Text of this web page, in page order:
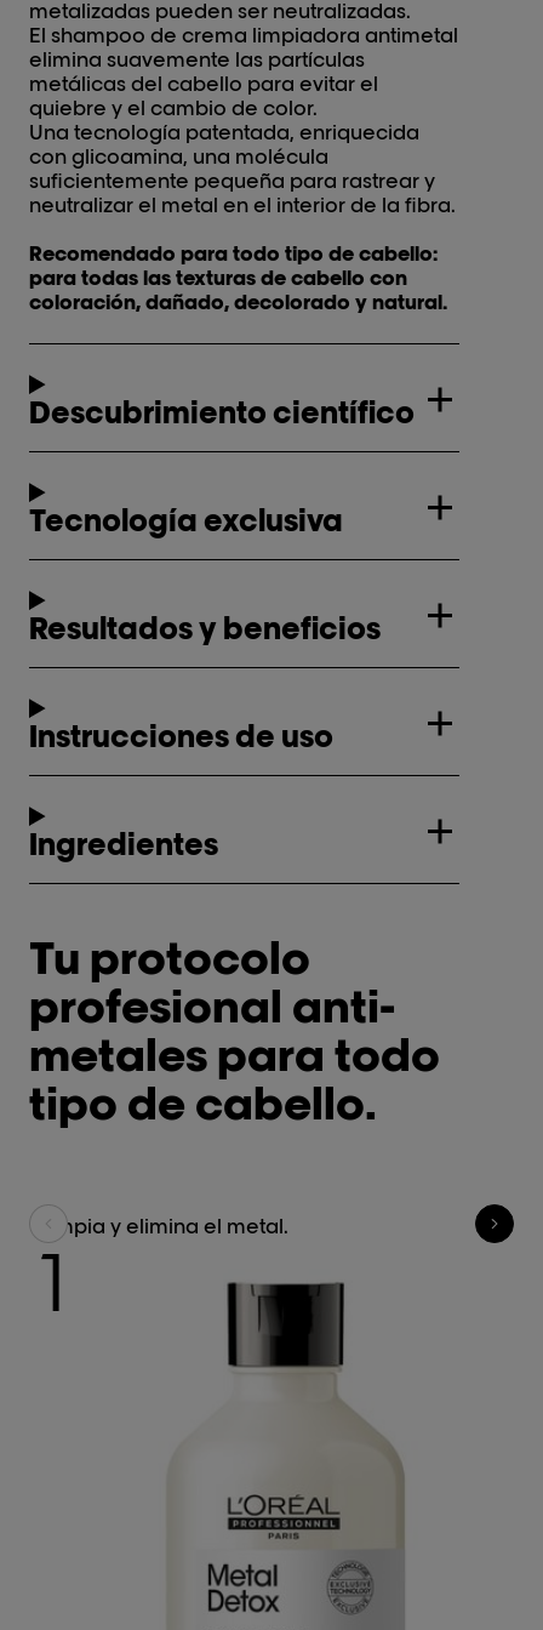
metalizadas pueden ser neutralizadas.
El shampoo de crema limpiadora antimetal
elimina suavemente las partículas
metálicas del cabello para evitar el
quiebre y el cambio de color.
Una tecnología patentada, enriquecida
con glicoamina, una molécula
suficientemente pequeña para rastrear y
neutralizar el metal en el interior de la fibra.
Recomendado para todo tipo de cabello:
para todas las texturas de cabello con
coloración, dañado, decolorado y natural.
Descubrimiento científico
Tecnología exclusiva
Resultados y beneficios
Instrucciones de uso
Ingredientes
Tu protocolo
profesional anti-
metales para todo
tipo de cabello.
Limpia y elimina el metal.
1